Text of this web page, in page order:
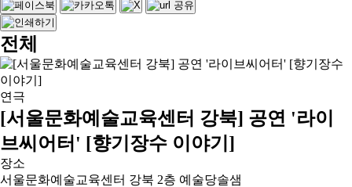
전체
연극
[서울문화예술교육센터 강북] 공연 '라이
브씨어터' [향기장수 이야기]
장소
서울문화예술교육센터 강북 2층 예술당솔샘